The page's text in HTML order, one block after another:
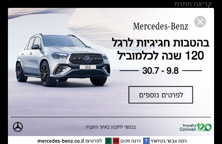
קריאה חוזרת
הודעה על הטבות לרכבי מרצדס בהסדר פשרה בתצ 56447-02-19
תקנון ימי מכירות 120 לכלמוביל
מצאו אותנו
אולמות תצוגה
מרכזי שירות